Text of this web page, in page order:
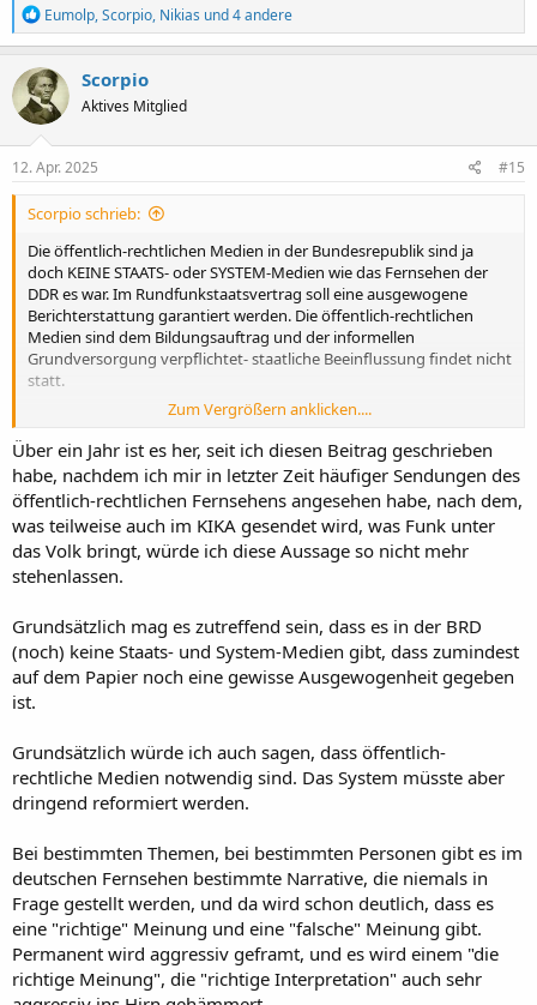
R
e
a
k
t
i
o
n
e
Eumolp,Scorpio, Nikias und 4 andere
Scorpio
Aktives Mitglied
12. Apr. 2025 #15
Scorpio schrieb:
Die öffentlich-rechtlichen Medien in der Bundesrepublik sind ja
doch KEINE STAATS- oder SYSTEM-Medien wie das Fernsehen der
DDR es war. Im Rundfunkstaatsvertrag soll eine ausgewogene
Berichterstattung garantiert werden. Die öffentlich-rechtlichen
Medien sind dem Bildungsauftrag und der informellen
Grundversorgung verpflichtet- staatliche Beeinflussung findet nicht
statt.
Man kann natürlich darüber streiten, ob die Medien diesem
Anspruch immer gerecht werden. In den Rundfunkräten, Gremien
und Ethikkommissionen sitzen Vertreter der Parteien, der Kirchen,
die natürlich auch Einflüsse auf die Programme nehmen.
Zum Vergrößern anklicken....
Über ein Jahr ist es her, seit ich diesen Beitrag geschrieben
habe, nachdem ich mir in letzter Zeit häufiger Sendungen des
öffentlich-rechtlichen Fernsehens angesehen habe, nach dem,
was teilweise auch im KIKA gesendet wird, was Funk unter
das Volk bringt, würde ich diese Aussage so nicht mehr
stehenlassen.
Grundsätzlich mag es zutreffend sein, dass es in der BRD
(noch) keine Staats- und System-Medien gibt, dass zumindest
auf dem Papier noch eine gewisse Ausgewogenheit gegeben
ist.
Grundsätzlich würde ich auch sagen, dass öffentlich-
rechtliche Medien notwendig sind. Das System müsste aber
dringend reformiert werden.
Bei bestimmten Themen, bei bestimmten Personen gibt es im
deutschen Fernsehen bestimmte Narrative, die niemals in
Frage gestellt werden, und da wird schon deutlich, dass es
eine "richtige" Meinung und eine "falsche" Meinung gibt.
Permanent wird aggressiv geframt, und es wird einem "die
richtige Meinung", die "richtige Interpretation" auch sehr